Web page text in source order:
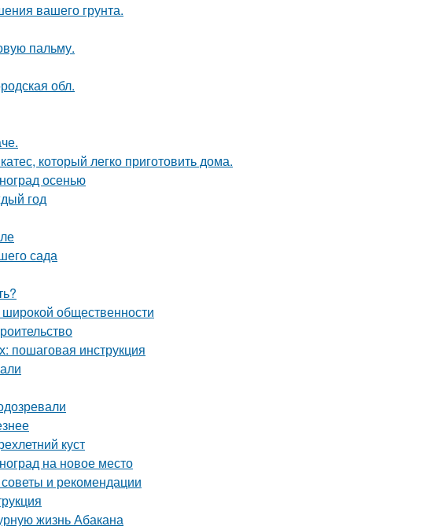
вашего грунта.
пальму.
обл.
который легко приготовить дома.
осенью
год
сада
общественности
пошаговая инструкция
куст
на новое место
и рекомендации
жизнь Абакана